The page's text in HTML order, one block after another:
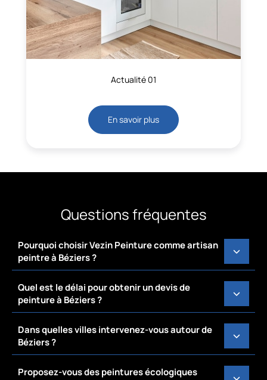
Actualité 01
En savoir plus
Questions fréquentes
Pourquoi choisir Vezin Peinture comme artisan
peintre à Béziers ?
Quel est le délai pour obtenir un devis de
peinture à Béziers ?
Dans quelles villes intervenez-vous autour de
Béziers ?
Proposez-vous des peintures écologiques